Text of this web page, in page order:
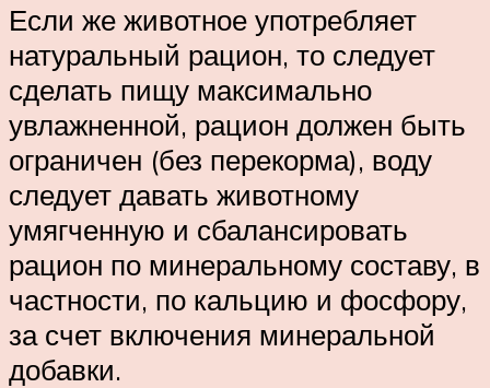
Если же животное употребляет
натуральный рацион, то следует
сделать пищу максимально
увлажненной, рацион должен быть
ограничен (без перекорма), воду
следует давать животному
умягченную и сбалансировать
рацион по минеральному составу, в
частности, по кальцию и фосфору,
за счет включения минеральной
добавки.